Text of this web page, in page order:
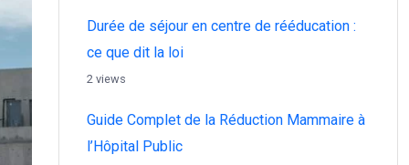
Durée de séjour en centre de rééducation :
ce que dit la loi
2 views
Guide Complet de la Réduction Mammaire à
l’Hôpital Public